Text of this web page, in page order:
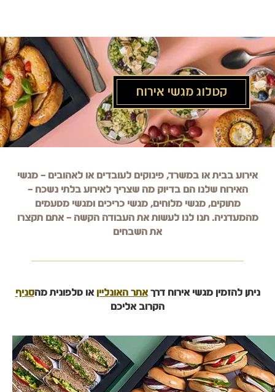
קטלוג מגשי אירוח
אירוע בבית או במשרד, פינוקים לעובדים או לאהובים – מגשי
האירוח שלנו הם בדיוק מה שצריך לאירוע בלתי נשכח –
מתוקים, מגשי מלוחים, מגשי כריכים ומגשי מטעמים
מהמעדניה.תנו לנו לעשות את העבודה הקשה – אתם תקצרו
את השבחים
ניתן להזמין מגשי אירוח דרךאתר האונלייןאו טלפונית מהסניף
הקרוב אליכם